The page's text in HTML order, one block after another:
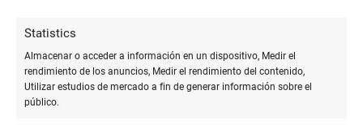
Statistics
Almacenar o acceder a información en un dispositivo, Medir el
rendimiento de los anuncios, Medir el rendimiento del contenido,
Utilizar estudios de mercado a fin de generar información sobre el
público.
gutierrez
necesites sin perder la sonrisa.Una
papelería de barrio con un toque
personal que la hacer diferente y
especial.Os recomiendo visitarla.